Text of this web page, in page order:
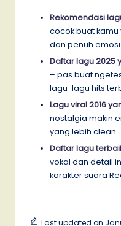
Rekomendasi
cocok buat kamu
dan penuh emosi.
Daftar lagu 2025
– pas buat
lagu-lagu hits
Lagu viral 2016
nostalgia makin
yang lebih clean.
Daftar lagu
vokal dan detail
karakter suara
Last updated on